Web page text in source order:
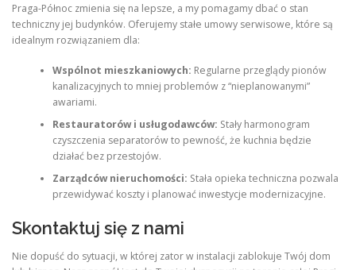
Praga-Północ zmienia się na lepsze, a my pomagamy dbać o stan
techniczny jej budynków. Oferujemy stałe umowy serwisowe, które są
idealnym rozwiązaniem dla:
Wspólnot mieszkaniowych: Regularne przeglądy pionów
kanalizacyjnych to mniej problemów z “nieplanowanymi”
awariami.
Restauratorów i usługodawców: Stały harmonogram
czyszczenia separatorów to pewność, że kuchnia będzie
działać bez przestojów.
Zarządców nieruchomości: Stała opieka techniczna pozwala
przewidywać koszty i planować inwestycje modernizacyjne.
Skontaktuj się z nami
Nie dopuść do sytuacji, w której zator w instalacji zablokuje Twój dom